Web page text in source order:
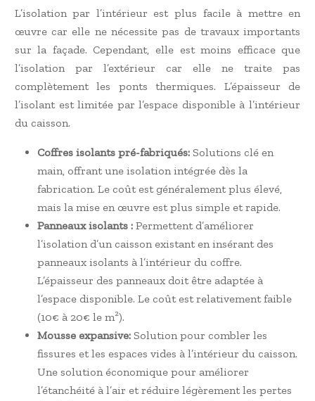
L’isolation par l’intérieur est plus facile à mettre en
œuvre car elle ne nécessite pas de travaux importants
sur la façade. Cependant, elle est moins efficace que
l’isolation par l’extérieur car elle ne traite pas
complètement les ponts thermiques. L’épaisseur de
l’isolant est limitée par l’espace disponible à l’intérieur
du caisson.
Coffres isolants pré-fabriqués: Solutions clé en
main, offrant une isolation intégrée dès la
fabrication. Le coût est généralement plus élevé,
mais la mise en œuvre est plus simple et rapide.
Panneaux isolants : Permettent d’améliorer
l’isolation d’un caisson existant en insérant des
panneaux isolants à l’intérieur du coffre.
L’épaisseur des panneaux doit être adaptée à
l’espace disponible. Le coût est relativement faible
(10€ à 20€ le m²).
Mousse expansive: Solution pour combler les
fissures et les espaces vides à l’intérieur du caisson.
Une solution économique pour améliorer
l’étanchéité à l’air et réduire légèrement les pertes